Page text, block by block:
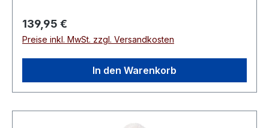
Regulärer Preis:
139,95 €
Preise inkl. MwSt. zzgl. Versandkosten
In den Warenkorb